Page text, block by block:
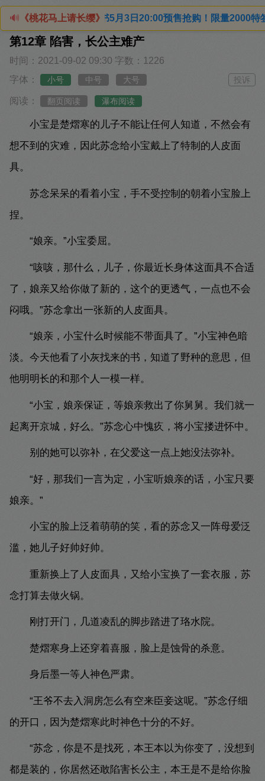
🔊 《桃花马上请长缨》
书5月3日20:00预售抢购！限量2000特签+印特签（四款
第12章 陷害，长公主难产
时间：2021-09-02 09:30 字数：1226
字体：
小号 中号 大号 投诉
阅读： 翻页阅读 瀑布阅读
小宝是楚熠寒的儿子不能让任何人知道，不然会有
想不到的灾难，因此苏念给小宝戴上了特制的人皮面
具。
苏念呆呆的看着小宝，手不受控制的朝着小宝脸上
捏。
“娘亲。”小宝委屈。
“咳咳，那什么，儿子，你最近长身体这面具不合适
了，娘亲又给你做了新的，这个的更透气，一点也不会
闷哦。”苏念拿出一张新的人皮面具。
“娘亲，小宝什么时候能不带面具了。”小宝神色暗
淡。今天他看了小灰找来的书，知道了野种的意思，但
他明明长的和那个人一模一样。
“小宝，娘亲保证，等娘亲救出了你舅舅。我们就一
起离开京城，好么。”苏念心中愧疚，将小宝搂进怀中。
别的她可以弥补，在父爱这一点上她没法弥补。
“好，那我们一言为定，小宝听娘亲的话，小宝只要
娘亲。”
小宝的脸上泛着萌萌的笑，看的苏念又一阵母爱泛
滥，她儿子好帅好帅。
重新换上了人皮面具，又给小宝换了一套衣服，苏
念打算去做火锅。
刚打开门，几道凌乱的脚步踏进了珞水院。
楚熠寒身上还穿着喜服，脸上是蚀骨的杀意。
身后墨一等人神色严肃。
“王爷不去入洞房怎么有空来臣妾这呢。”苏念仔细
的开口，因为楚熠寒此时神色十分的不好。
“苏念，你是不是找死，本王本以为你变了，没想到
都是装的，你居然还敢陷害长公主，本王是不是给你脸